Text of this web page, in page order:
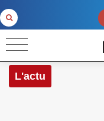
L'actu